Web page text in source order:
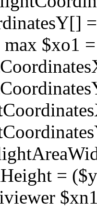
$xo1 =
=